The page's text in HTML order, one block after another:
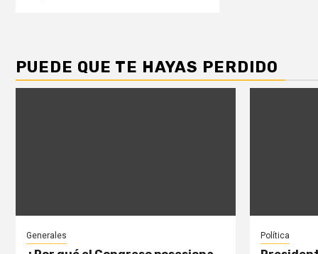
PUEDE QUE TE HAYAS PERDIDO
Generales Política